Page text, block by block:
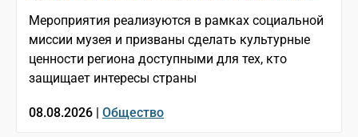
Мероприятия реализуются в рамках социальной
миссии музея и призваны сделать культурные
ценности региона доступными для тех, кто
защищает интересы страны
08.08.2026 | Общество